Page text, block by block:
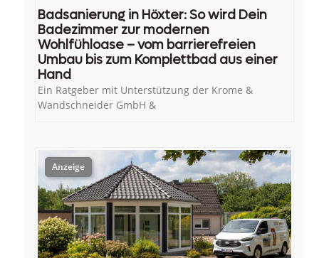
Badsanierung in Höxter: So wird Dein
Badezimmer zur modernen
Wohlfühloase – vom barrierefreien
Umbau bis zum Komplettbad aus einer
Hand
Ein Ratgeber mit Unterstützung der Krome &
Wandschneider GmbH &